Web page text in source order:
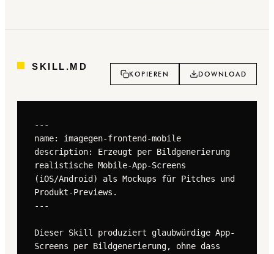
SKILL.MD
KOPIEREN DOWNLOAD
---
name: imagegen-frontend-mobile
description: Erzeugt per Bildgenerierung
realistische Mobile-App-Screens
(iOS/Android) als Mockups für Pitches und
Produkt-Previews.
---
Dieser Skill produziert glaubwürdige App-
Screens per Bildgenerierung, ohne dass